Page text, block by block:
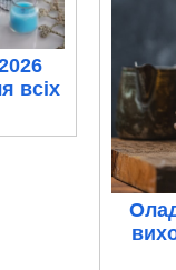
всіх